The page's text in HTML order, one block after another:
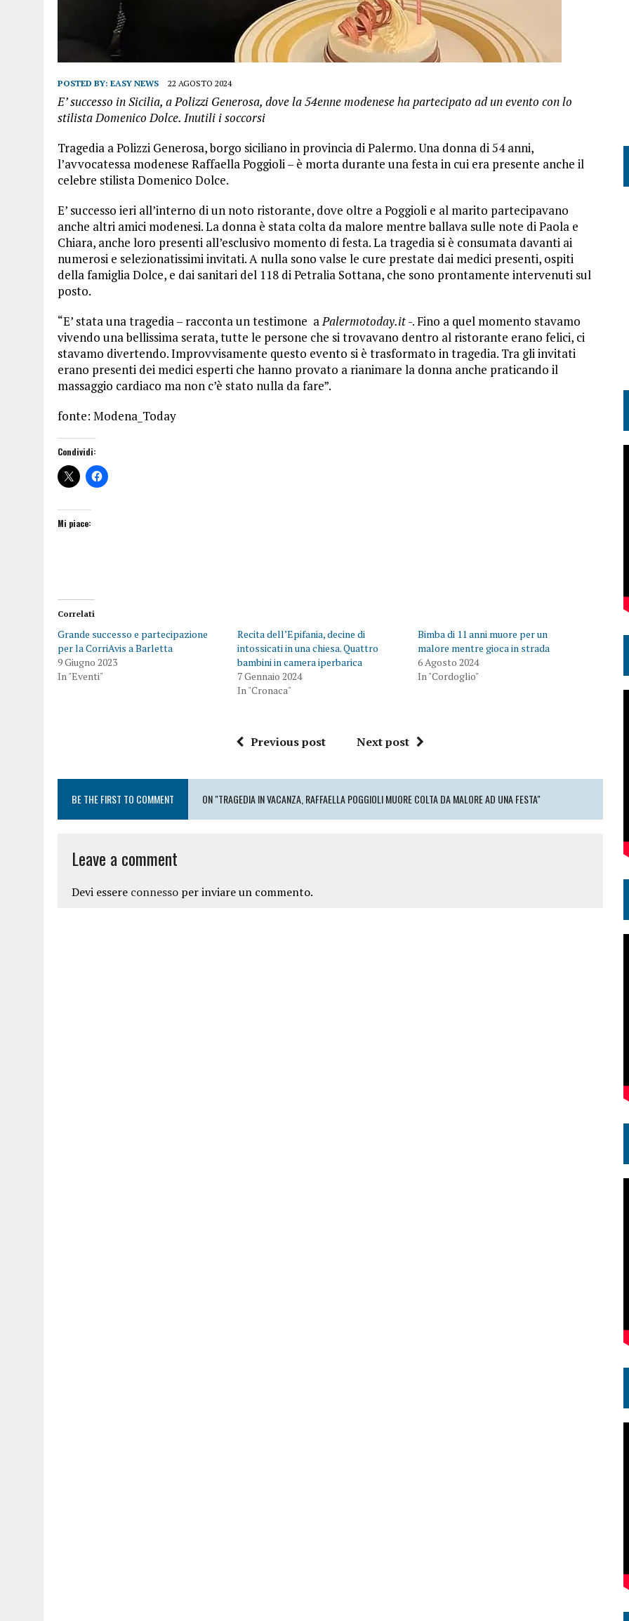
POSTED BY: EASY NEWS 22 AGOSTO 2024
E’ successo in Sicilia, a Polizzi Generosa, dove la 54enne modenese ha partecipato ad un evento con lo
stilista Domenico Dolce. Inutili i soccorsi
Tragedia a Polizzi Generosa, borgo siciliano in provincia di Palermo. Una donna di 54 anni,
l’avvocatessa modenese Raffaella Poggioli – è morta durante una festa in cui era presente anche il
celebre stilista Domenico Dolce.
E’ successo ieri all’interno di un noto ristorante, dove oltre a Poggioli e al marito partecipavano
anche altri amici modenesi. La donna è stata colta da malore mentre ballava sulle note di Paola e
Chiara, anche loro presenti all’esclusivo momento di festa. La tragedia si è consumata davanti ai
numerosi e selezionatissimi invitati. A nulla sono valse le cure prestate dai medici presenti, ospiti
della famiglia Dolce, e dai sanitari del 118 di Petralia Sottana, che sono prontamente intervenuti sul
posto.
“E’ stata una tragedia – racconta un testimone aPalermotoday.it-. Fino a quel momento stavamo
vivendo una bellissima serata, tutte le persone che si trovavano dentro al ristorante erano felici, ci
stavamo divertendo. Improvvisamente questo evento si è trasformato in tragedia. Tra gli invitati
erano presenti dei medici esperti che hanno provato a rianimare la donna anche praticando il
massaggio cardiaco ma non c’è stato nulla da fare”.
fonte: Modena_Today
Condividi:
Mi piace:
Correlati
Grande successo e partecipazione
per la CorriAvis a Barletta
9 Giugno 2023
In "Eventi"
Recita dell’Epifania, decine di
intossicati in una chiesa. Quattro
bambini in camera iperbarica
7 Gennaio 2024
In "Cronaca"
Bimba di 11 anni muore per un
malore mentre gioca in strada
6 Agosto 2024
In "Cordoglio"
Previous post Next post
BE THE FIRST TO COMMENT ON "TRAGEDIA IN VACANZA, RAFFAELLA POGGIOLI MUORE COLTA DA MALORE AD UNA FESTA"
Leave a comment
Devi essere connesso per inviare un commento.